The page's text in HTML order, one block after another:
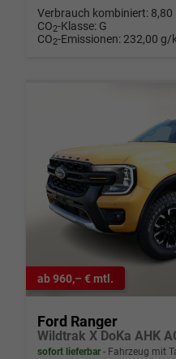
Verbrauch kombiniert:
CO2-Klasse: G
CO2-Emissionen: 232,00 g/
ab 960,– € mtl.
Ford Ranger
Wildtrak X DoKa AHK
sofort lieferbar Fahrzeug mit